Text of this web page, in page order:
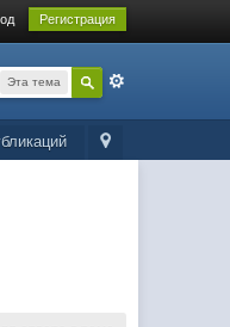
Регистрация
Эта тема